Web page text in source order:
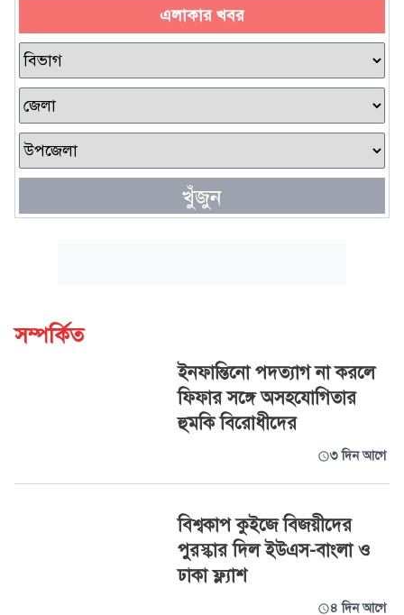
এলাকার খবর
খুঁজুন
সম্পর্কিত
ইনফান্তিনো পদত্যাগ না করলে
ফিফার সঙ্গে অসহযোগিতার
হুমকি বিরোধীদের
৩ দিন আগে
বিশ্বকাপ কুইজে বিজয়ীদের
পুরস্কার দিল ইউএস-বাংলা ও
ঢাকা ফ্ল্যাশ
৪ দিন আগে